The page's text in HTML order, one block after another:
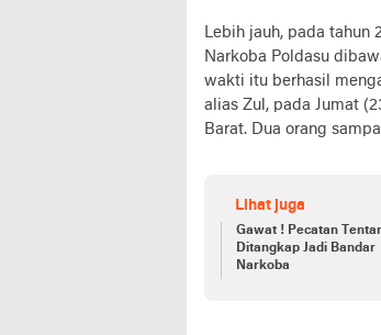
Lebih jauh, pada tahun
Narkoba Poldasu
wakti itu berhasil
alias Zul, pada Jumat
Barat. Dua orang
Lihat juga
Gawat ! Pecatan Tentara
Ditangkap Jadi Bandar
Narkoba